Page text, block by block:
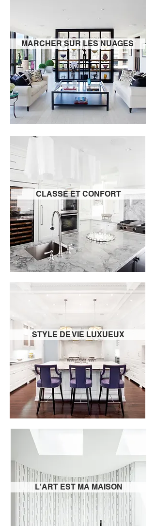
MARCHER SUR LES NUAGES
CLASSE ET CONFORT
STYLE DE VIE LUXUEUX
L'ART EST MA MAISON